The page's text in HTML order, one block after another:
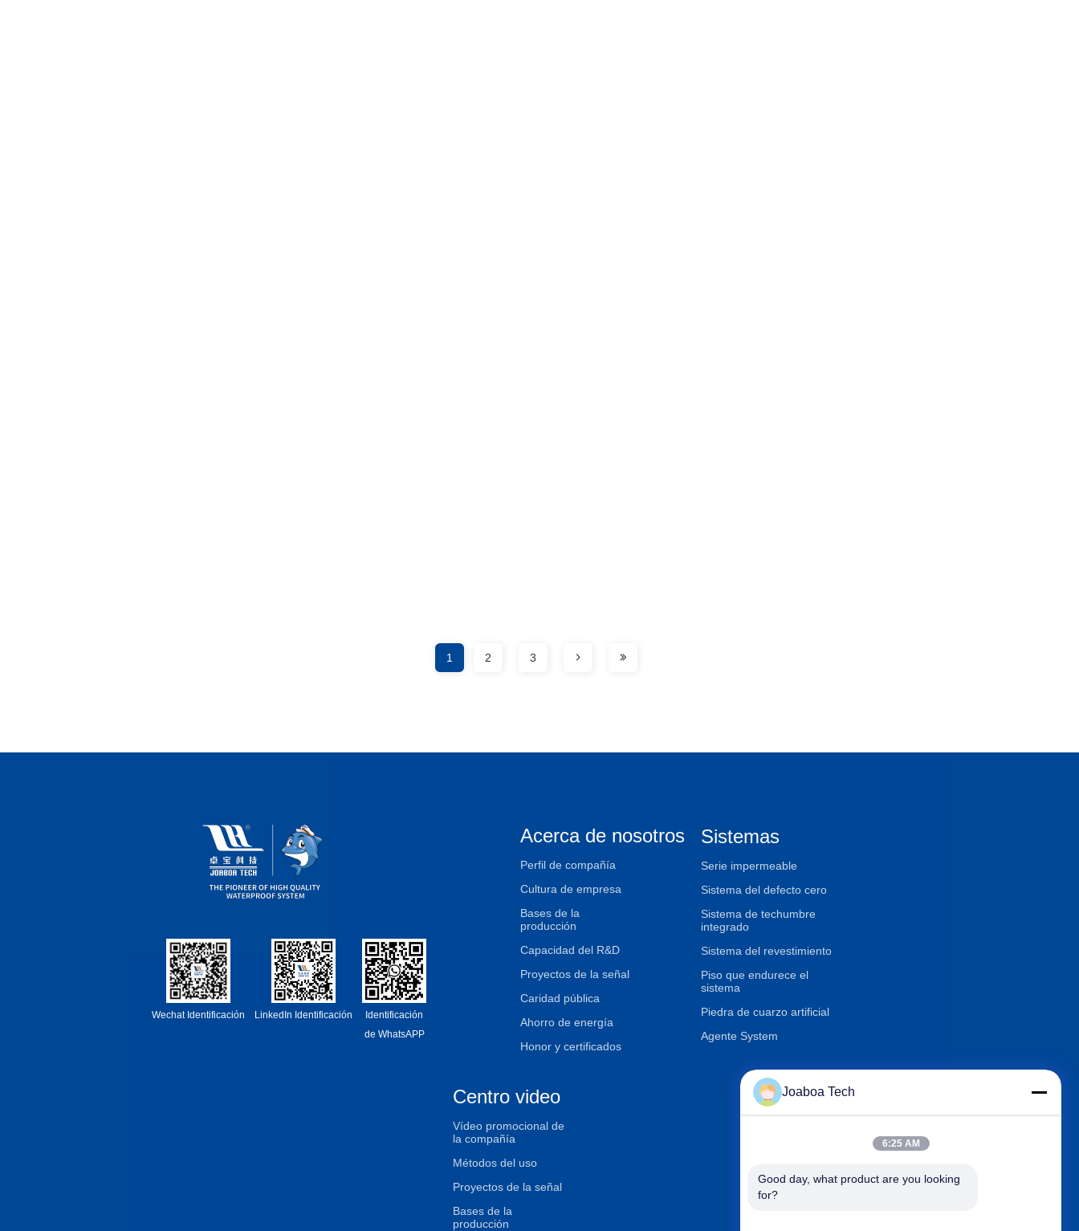
1 2 3
Wechat Identificación LinkedIn Identificación
Identificación
de WhatsAPP
Acerca de nosotros
Perfil de compañía
Cultura de empresa
Bases de la
producción
Capacidad del R&D
Proyectos de la señal
Caridad pública
Ahorro de energía
Honor y certificados
Centro video
Vídeo promocional de
la compañía
Métodos del uso
Proyectos de la señal
Bases de la
producción
Sistemas
Serie impermeable
Sistema del defecto cero
Sistema de techumbre
integrado
Sistema del revestimiento
Piso que endurece el
sistema
Piedra de cuarzo artificial
Agente System
Éntrenos en contacto con
 Dirección
Piso décimosexto, No.2 área
Joaboa Tech
6:25 AM
Good day, what product are you looking
for?